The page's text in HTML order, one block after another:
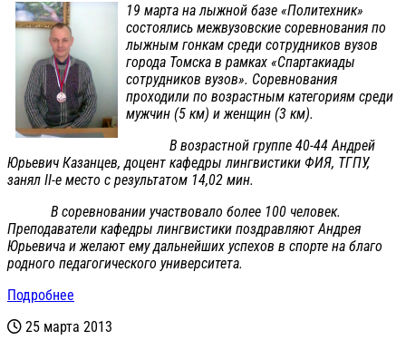
19 марта на лыжной базе «Политехник»
состоялись межвузовские соревнования по
лыжным гонкам среди сотрудников вузов
города Томска в рамках «Спартакиады
сотрудников вузов». Соревнования
проходили по возрастным категориям среди
мужчин (5 км) и женщин (3 км).
В возрастной группе 40-44 Андрей
Юрьевич Казанцев, доцент кафедры лингвистики ФИЯ, ТГПУ,
занял II-е место с результатом 14,02 мин.
В соревновании участвовало более 100 человек.
Преподаватели кафедры лингвистики поздравляют Андрея
Юрьевича и желают ему дальнейших успехов в спорте на благо
родного педагогического университета.
Подробнее
25 марта 2013